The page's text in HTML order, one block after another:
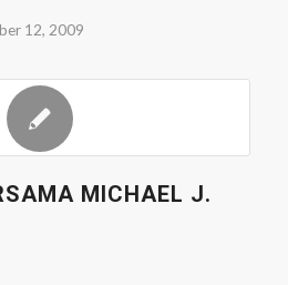
12, 2009
MICHAEL J.